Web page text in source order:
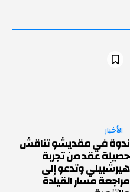
الأخبار
ندوة في مقديشو تناقش
حصيلة عقد من تجربة
هيرشبيلي وتدعو إلى
مراجعة مسار القيادة